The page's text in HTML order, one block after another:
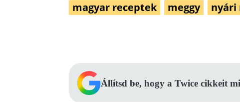
magyar receptek
meggy nyári
Állítsd be, hogy a Twice cikkeit